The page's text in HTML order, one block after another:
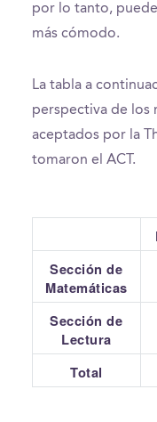
por lo tanto,
más cómodo.
La tabla a
perspectiva de los
aceptados por la
tomaron el ACT.
Sección de
Matemáticas
Sección de
Lectura
Total